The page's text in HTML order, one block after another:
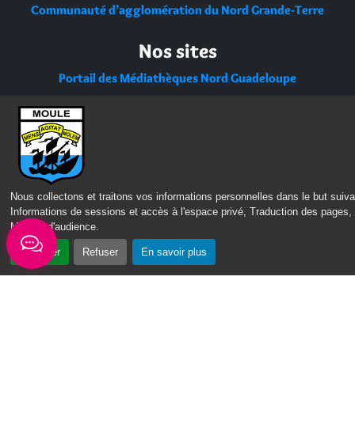
Nous collectons et traitons vos informations personnelles dans le but
Informations de sessions et accès à l'espace privé, Traduction des pages,
Mesure d'audience.
Accepter Refuser En savoir plus
Communauté d’agglomération du Nord Grande-Terre
Nos sites
Portail des Médiathèques Nord Guadeloupe